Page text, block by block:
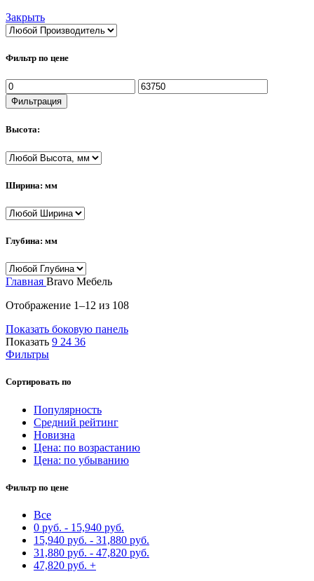
Закрыть
Фильтр по цене
Минимальная
цена
Максимальная
цена
Фильтрация
Высота:
Ширина: мм
Глубина: мм
Главная Bravo Мебель
Отображение 1–12 из 108Сортировка:
Показать боковую панель
Показать 9 24 36
Фильтры
Сортировать по
Популярность
Средний рейтинг
Новизна
Цена: по возрастанию
Цена: по убыванию
Фильтр по цене
Все
0 руб. - 15,940 руб.
15,940 руб. - 31,880 руб.
31,880 руб. - 47,820 руб.
47,820 руб. +